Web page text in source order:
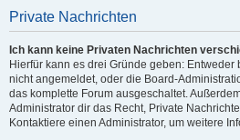
Private Nachrichten
Ich kann keine Privaten Nachrichten
Hierfür kann es drei Gründe geben:
nicht angemeldet, oder die Board-
das komplette Forum ausgeschaltet.
Administrator dir das Recht, Private
Kontaktiere einen Administrator, um weitere